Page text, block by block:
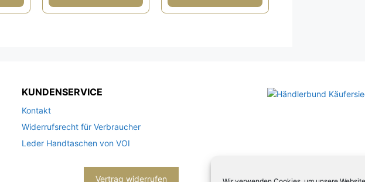
KUNDENSERVICE
Kontakt
Widerrufsrecht für Verbraucher
Leder Handtaschen von VOI
Vertrag widerrufen